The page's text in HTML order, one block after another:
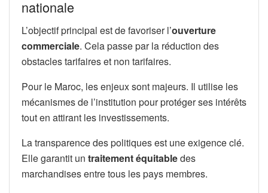
nationale
L’objectif principal est de favoriser l’ouverture
commerciale. Cela passe par la réduction des
obstacles tarifaires et non tarifaires.
Pour le Maroc, les enjeux sont majeurs. Il utilise les
mécanismes de l’institution pour protéger ses intérêts
tout en attirant les investissements.
La transparence des politiques est une exigence clé.
Elle garantit un traitement équitabledes
marchandises entre tous les pays membres.